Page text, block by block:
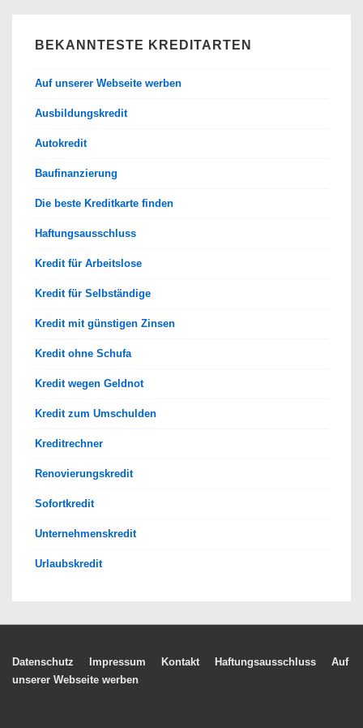
BEKANNTESTE KREDITARTEN
Auf unserer Webseite werben
Ausbildungskredit
Autokredit
Baufinanzierung
Die beste Kreditkarte finden
Haftungsausschluss
Kredit für Arbeitslose
Kredit für Selbständige
Kredit mit günstigen Zinsen
Kredit ohne Schufa
Kredit wegen Geldnot
Kredit zum Umschulden
Kreditrechner
Renovierungskredit
Sofortkredit
Unternehmenskredit
Urlaubskredit
Footer-
Datenschutz Impressum Kontakt Haftungsausschluss
Auf
unserer Webseite werben